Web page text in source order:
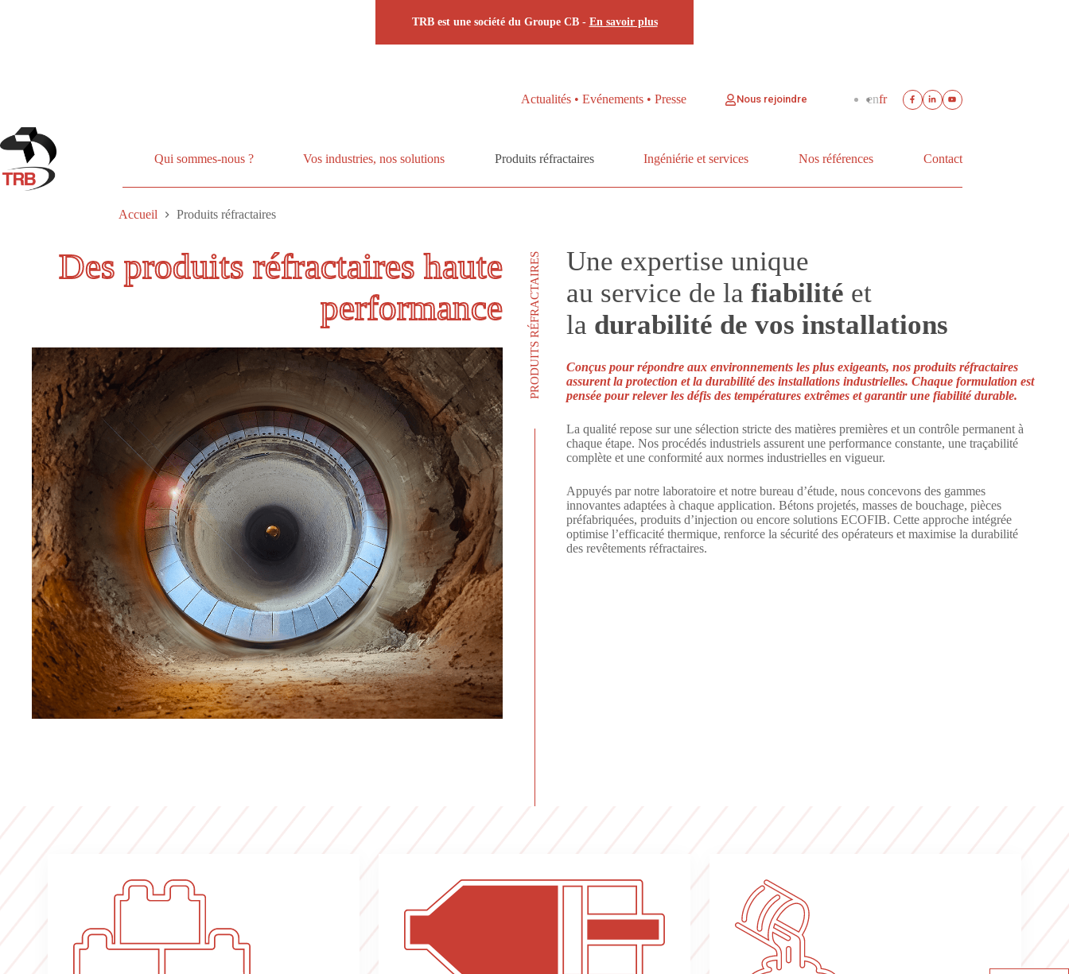
TRB est une société du Groupe CB - En savoir plus
Actualités • Evénements • Presse Nous rejoindre fr
en
Qui sommes-nous ? Vos industries, nos solutions Produits réfractaires Ingéniérie et services Nos références Contact
Accueil Produits réfractaires
PRODUITS RÉFRACTAIRES
Des produits réfractaires haute
performance
Une expertise unique
au service de la fiabilité et
la durabilité de vos installations
Conçus pour répondre aux environnements les plus exigeants, nos produits réfractaires
assurent la protection et la durabilité des installations industrielles. Chaque formulation est
pensée pour relever les défis des températures extrêmes et garantir une fiabilité durable.
La qualité repose sur une sélection stricte des matières premières et un contrôle permanent à
chaque étape. Nos procédés industriels assurent une performance constante, une traçabilité
complète et une conformité aux normes industrielles en vigueur.
Appuyés par notre laboratoire et notre bureau d’étude, nous concevons des gammes
innovantes adaptées à chaque application. Bétons projetés, masses de bouchage, pièces
préfabriquées, produits d’injection ou encore solutions ECOFIB. Cette approche intégrée
optimise l’efficacité thermique, renforce la sécurité des opérateurs et maximise la durabilité
des revêtements réfractaires.